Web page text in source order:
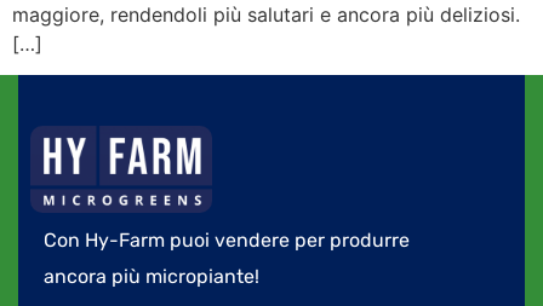
maggiore, rendendoli più salutari e ancora più deliziosi.
[…]
Con Hy-Farm puoi vendere per produrre
ancora più micropiante!